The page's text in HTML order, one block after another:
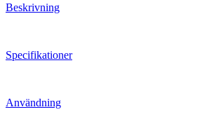
Beskrivning
Specifikationer
Användning